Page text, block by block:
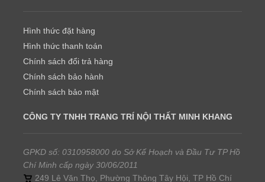
Hình thức đặt hàng
Hình thức thanh toán
Chính sách đổi trả hàng
Chính sách bảo hành
Chính sách bảo mật
CÔNG TY TNHH TRANG TRÍ NỘI THẤT MINH KHANG
GPKD số: 0310958000 do Sở Kế Hoạch và Đầu Tư TP Hồ
Chí Minh cấp ngày 30/06/2011
249 Lê Văn Thọ, Phường Thông Tây Hội, TP Hồ Chí